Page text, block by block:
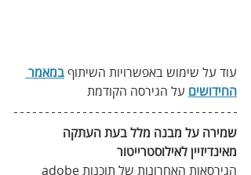
עוד על שימוש באפשרויות השיתוף במאמר
החידושים על הגירסה הקודמת
שמירה על מבנה מלל בעת העתקה
מאינדיזיין לאילוסטרייטור